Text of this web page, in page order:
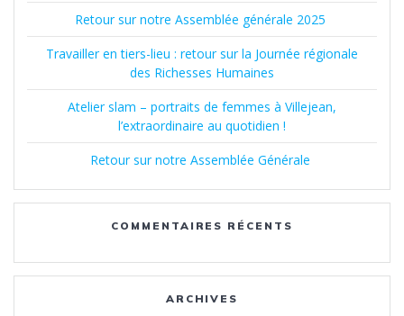
Retour sur notre Assemblée générale 2025
Travailler en tiers-lieu : retour sur la Journée régionale
des Richesses Humaines
Atelier slam – portraits de femmes à Villejean,
l’extraordinaire au quotidien !
Retour sur notre Assemblée Générale
COMMENTAIRES RÉCENTS
ARCHIVES